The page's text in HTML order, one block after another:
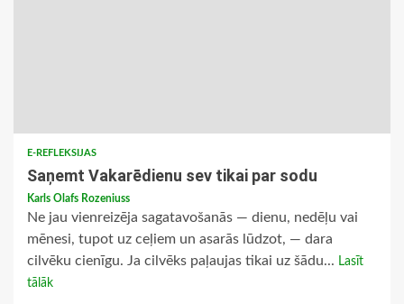
E-REFLEKSIJAS
Saņemt Vakarēdienu sev tikai par sodu
Karls Olafs Rozeniuss
Ne jau vienreizēja sagatavošanās — dienu, nedēļu vai
mēnesi, tupot uz ceļiem un asarās lūdzot, — dara
cilvēku cienīgu. Ja cilvēks paļaujas tikai uz šādu... Lasīt
tālāk